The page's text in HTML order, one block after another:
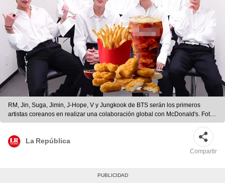
RM, Jin, Suga, Jimin, J-Hope, V y Jungkook de BTS serán los primeros
artistas coreanos en realizar una colaboración global con McDonald's. Foto:
composición LR
La República
Compartir